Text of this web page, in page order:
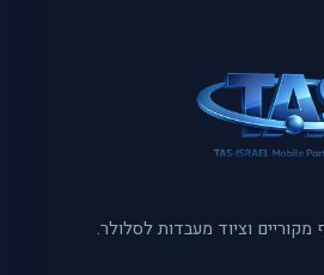
מקוריים וציוד מעבדות לסלולר.